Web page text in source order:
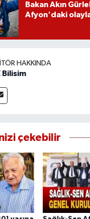
Bakan Akın
Afyon'daki
HAKKINDA
Bilisim
çekebilir